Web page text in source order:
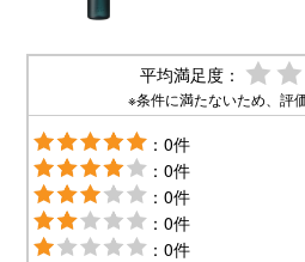
平均満足度：
※条件に満たないため、評
：0件
：0件
：0件
：0件
：0件